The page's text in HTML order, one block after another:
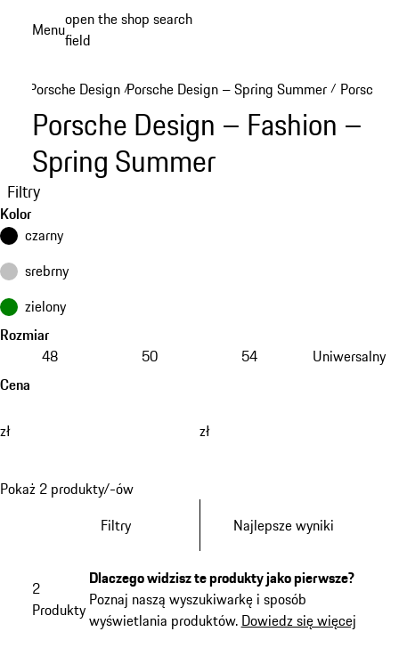
Menuopen the shop search
field
Porsche Design /Porsche Design – Spring Summer / Porsche
Porsche Design – Fashion –
Spring Summer
Filtry
Kolor
czarny
srebrny
zielony
Rozmiar
48
50 54
Uniwersalny
Cena
zł zł
Pokaż 2 produkty/-ów
Filtry
Najlepsze wyniki
2
Produkty
Dlaczego widzisz te produkty jako pierwsze?
Poznaj naszą wyszukiwarkę i sposób
wyświetlania produktów. Dowiedz się więcej